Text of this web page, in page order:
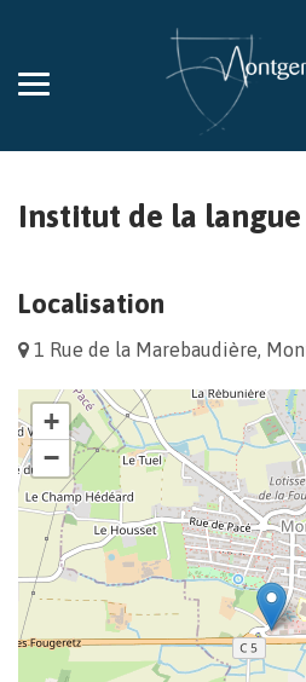
Aller
la
Institut de la
Localisation
1 Rue de la Marebaudière,
+
−